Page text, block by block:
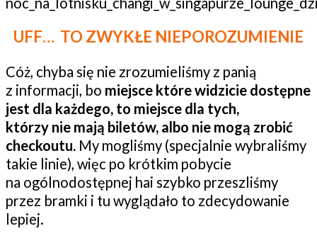
UFF… TO ZWYKŁE NIEPOROZUMIENIE
Cóż, chyba się nie zrozumieliśmy z panią
z informacji, bo miejsce które widzicie dostępne
jest dla każdego, to miejsce dla tych,
którzy nie mają biletów, albo nie mogą zrobić
checkoutu. My mogliśmy (specjalnie wybraliśmy
takie linie), więc po krótkim pobycie
na ogólnodostępnej hai szybko przeszliśmy
przez bramki i tu wyglądało to zdecydowanie
lepiej.